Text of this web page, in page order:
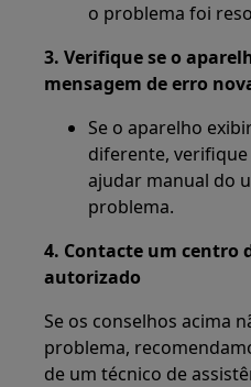
o problema foi
3. Verifique se o
mensagem de erro
Se o aparelho
diferente,
ajudar manual do
problema.
4. Contacte um centro
autorizado
Se os conselhos acima
problema,
de um técnico de